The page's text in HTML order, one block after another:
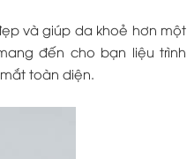
và giúp da khoẻ hơn một
đến cho bạn liệu trình
toàn diện.